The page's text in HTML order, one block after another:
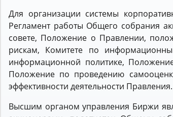
Для организации системы
Регламент работы Общего собрания
совете, Положение о Правлении,
рискам, Комитете по
информационной политике,
Положение по проведению
эффективности деятельности Правления.
Высшим органом управления Биржи